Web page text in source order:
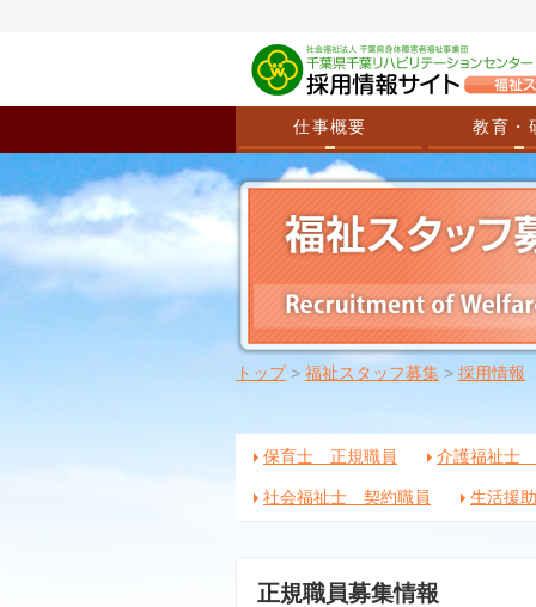
仕事概要 教育・
トップ > 福祉スタッフ募集 > 採用情報
保育士 正規職員 介護福祉士
社会福祉士 契約職員 生活援
正規職員募集情報